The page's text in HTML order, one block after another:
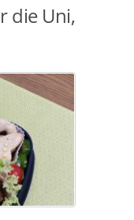
die Uni,